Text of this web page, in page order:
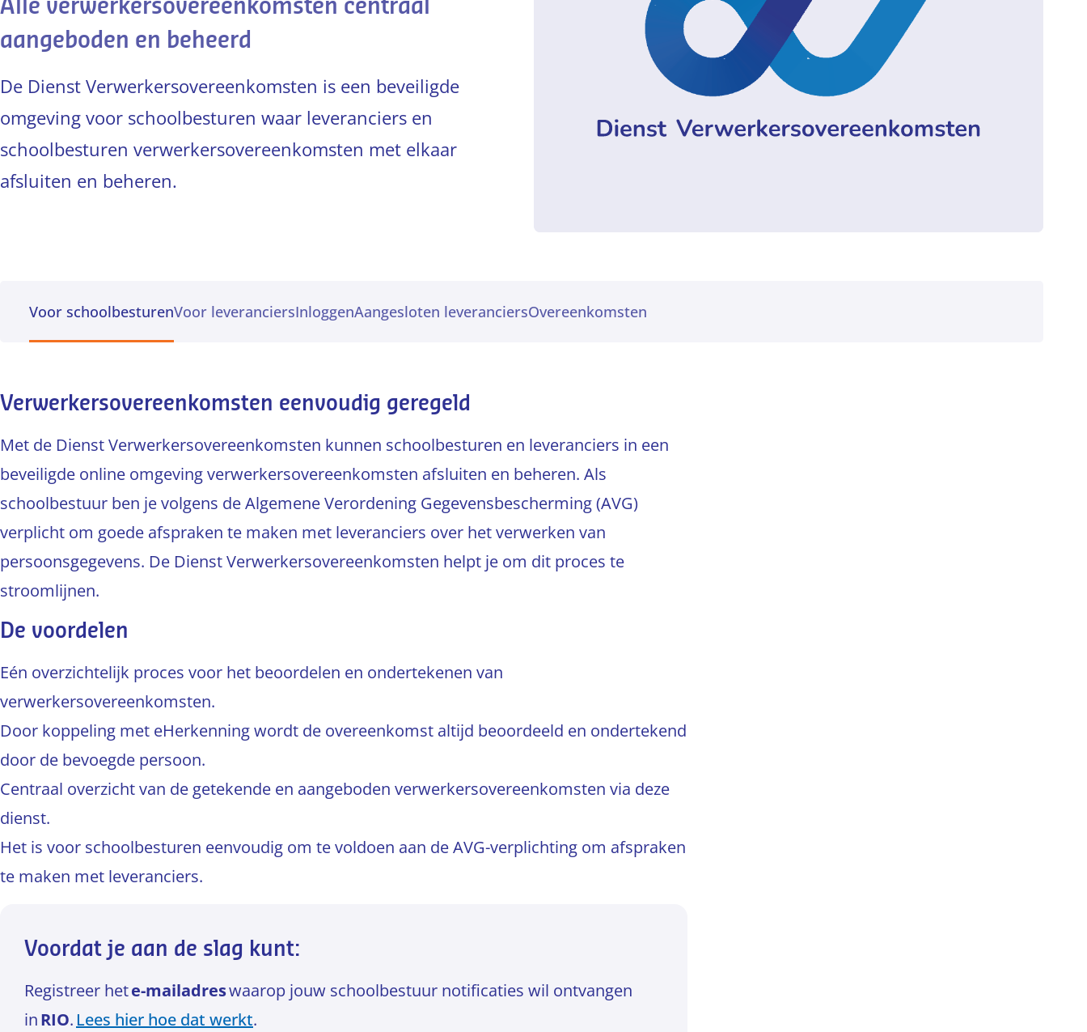
Alle verwerkersovereenkomsten centraal
aangeboden en beheerd
De Dienst Verwerkersovereenkomsten is een beveiligde
omgeving voor schoolbesturen waar leveranciers en
schoolbesturen verwerkersovereenkomsten met elkaar
afsluiten en beheren.
Voor schoolbesturenVoor leveranciersInloggenAangesloten leveranciersOvereenkomsten
Verwerkersovereenkomsten eenvoudig geregeld
Met de Dienst Verwerkersovereenkomsten kunnen schoolbesturen en leveranciers in een
beveiligde online omgeving verwerkersovereenkomsten afsluiten en beheren. Als
schoolbestuur ben je volgens de Algemene Verordening Gegevensbescherming (AVG)
verplicht om goede afspraken te maken met leveranciers over het verwerken van
persoonsgegevens. De Dienst Verwerkersovereenkomsten helpt je om dit proces te
stroomlijnen.
De voordelen
Eén overzichtelijk proces voor het beoordelen en ondertekenen van
verwerkersovereenkomsten.
Door koppeling met eHerkenning wordt de overeenkomst altijd beoordeeld en ondertekend
door de bevoegde persoon.
Centraal overzicht van de getekende en aangeboden verwerkersovereenkomsten via deze
dienst.
Het is voor schoolbesturen eenvoudig om te voldoen aan de AVG-verplichting om afspraken
te maken met leveranciers.
Voordat je aan de slag kunt:
Registreer hete-mailadreswaarop jouw schoolbestuur notificaties wil ontvangen
inRIO. Lees hier hoe dat werkt.